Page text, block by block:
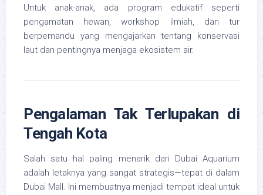
Untuk anak-anak, ada program edukatif seperti
pengamatan hewan, workshop ilmiah, dan tur
berpemandu yang mengajarkan tentang konservasi
laut dan pentingnya menjaga ekosistem air.
Pengalaman Tak Terlupakan di
Tengah Kota
Salah satu hal paling menarik dari Dubai Aquarium
adalah letaknya yang sangat strategis—tepat di dalam
Dubai Mall. Ini membuatnya menjadi tempat ideal untuk